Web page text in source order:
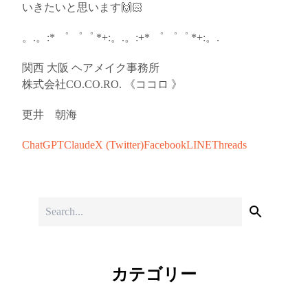
いきたいと思います🙌🏻
。.。:* ゜ ゜゜ *+:。.。:+* ゜ ゜゜ *+:。.
関西 大阪 ヘアメイク事務所
株式会社CO.CO.RO. 《ココロ 》
更井 朝海
ChatGPTClaudeX (Twitter)FacebookLINEThreads
カテゴリー